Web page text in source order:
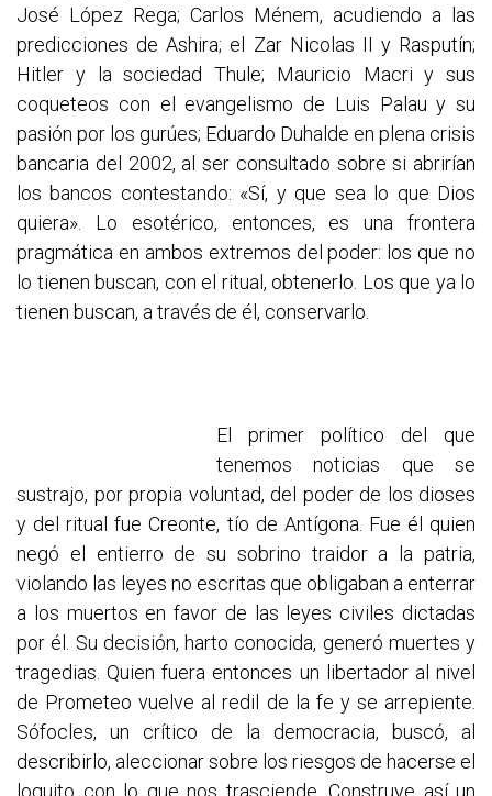
José López Rega; Carlos Ménem, acudiendo a las
predicciones de Ashira; el Zar Nicolas II y Rasputín;
Hitler y la sociedad Thule; Mauricio Macri y sus
coqueteos con el evangelismo de Luis Palau y su
pasión por los gurúes; Eduardo Duhalde en plena crisis
bancaria del 2002, al ser consultado sobre si abrirían
los bancos contestando: «Sí, y que sea lo que Dios
quiera». Lo esotérico, entonces, es una frontera
pragmática en ambos extremos del poder: los que no
lo tienen buscan, con el ritual, obtenerlo. Los que ya lo
tienen buscan, a través de él, conservarlo.
El primer político del que
tenemos noticias que se
sustrajo, por propia voluntad, del poder de los dioses
y del ritual fue Creonte, tío de Antígona. Fue él quien
negó el entierro de su sobrino traidor a la patria,
violando las leyes no escritas que obligaban a enterrar
a los muertos en favor de las leyes civiles dictadas
por él. Su decisión, harto conocida, generó muertes y
tragedias. Quien fuera entonces un libertador al nivel
de Prometeo vuelve al redil de la fe y se arrepiente.
Sófocles, un crítico de la democracia, buscó, al
describirlo, aleccionar sobre los riesgos de hacerse el
loquito con lo que nos trasciende. Construye así un